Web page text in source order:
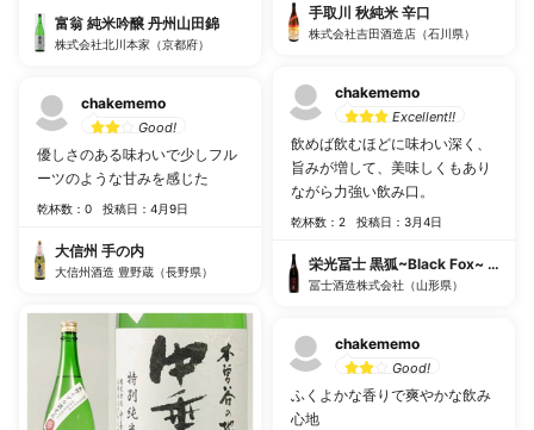
富翁 純米吟醸 丹州山田錦
株式会社北川本家（京都府）
chakememo
Good!
優しさのある味わいで少しフル
ーツのような甘みを感じた
乾杯数：0 投稿日：4月9日
大信州 手の内
大信州酒造 豊野蔵（長野県）
手取川 秋純米 辛口
株式会社吉田酒造店（石川県）
chakememo
Excellent!!
飲めば飲むほどに味わい深く、
旨みが増して、美味しくもあり
ながら力強い飲み口。
乾杯数：2 投稿日：3月4日
栄光冨士 黒狐~Black Fox~ 純米大
冨士酒造株式会社（山形県）
chakememo
Good!
ふくよかな香りで爽やかな飲み
心地